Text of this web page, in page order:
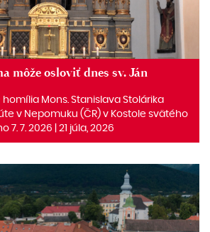
môže osloviť dnes sv. Ján
homília Mons. Stanislava Stolárika
v Nepomuku (ČR) v Kostole svätého
7. 2026 | 21 júla, 2026